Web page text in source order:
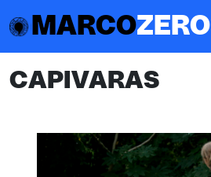
MARCOZERO
CAPIVARAS